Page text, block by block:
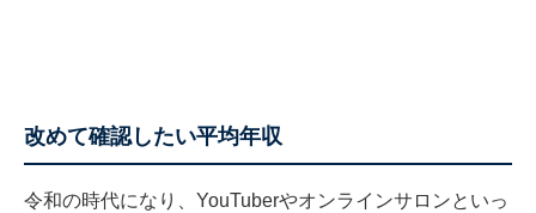
改めて確認したい平均年収
令和の時代になり、YouTuberやオンラインサロンといっ